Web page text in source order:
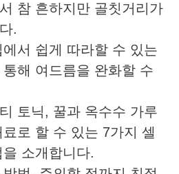
참 흔하지만 골칫거리가
.
서 쉽게 따라할 수 있는
해 여드름을 완화할 수
토닉, 꿀과 옥수수 가루
로 할 수 있는 7가지 셀
소개합니다.